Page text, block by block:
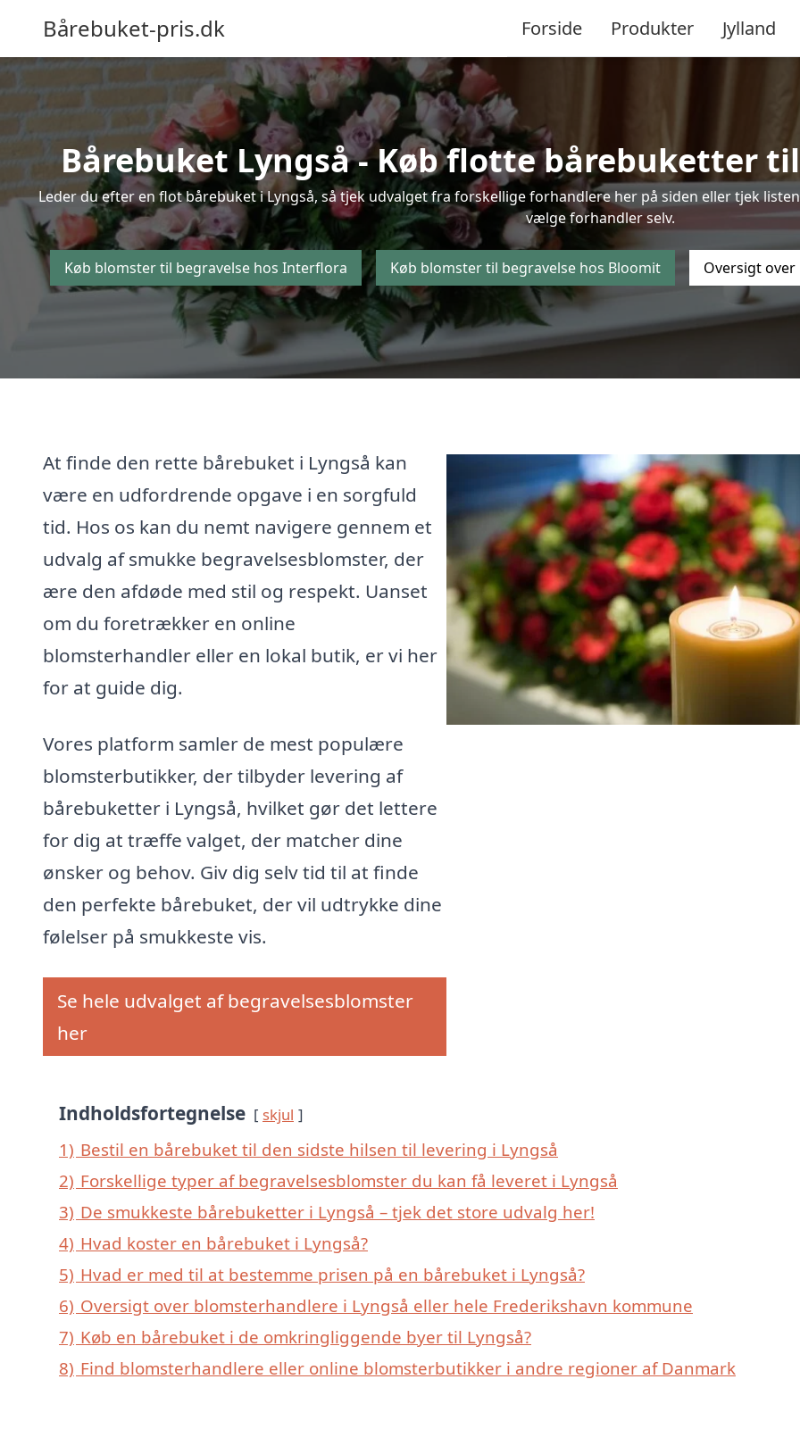
Bårebuket-pris.dk Forside Produkter Jylland
Bårebuket Lyngså - Køb flotte bårebuketter
Leder du efter en flot bårebuket i Lyngså, så tjek udvalget fra forskellige forhandlere her på siden eller tjek
vælge forhandler selv.
Køb blomster til begravelse hos Interflora Køb blomster til begravelse hos Bloomit Oversigt
At finde den rette bårebuket i Lyngså kan
være en udfordrende opgave i en sorgfuld
tid. Hos os kan du nemt navigere gennem et
udvalg af smukke begravelsesblomster, der
ære den afdøde med stil og respekt. Uanset
om du foretrækker en online
blomsterhandler eller en lokal butik, er vi her
for at guide dig.
Vores platform samler de mest populære
blomsterbutikker, der tilbyder levering af
bårebuketter i Lyngså, hvilket gør det lettere
for dig at træffe valget, der matcher dine
ønsker og behov. Giv dig selv tid til at finde
den perfekte bårebuket, der vil udtrykke dine
følelser på smukkeste vis.
Se hele udvalget af begravelsesblomster
her
Indholdsfortegnelse skjul
1) Bestil en bårebuket til den sidste hilsen til levering i Lyngså
2) Forskellige typer af begravelsesblomster du kan få leveret i Lyngså
3) De smukkeste bårebuketter i Lyngså – tjek det store udvalg her!
4) Hvad koster en bårebuket i Lyngså?
5) Hvad er med til at bestemme prisen på en bårebuket i Lyngså?
6) Oversigt over blomsterhandlere i Lyngså eller hele Frederikshavn kommune
7) Køb en bårebuket i de omkringliggende byer til Lyngså?
8) Find blomsterhandlere eller online blomsterbutikker i andre regioner af Danmark